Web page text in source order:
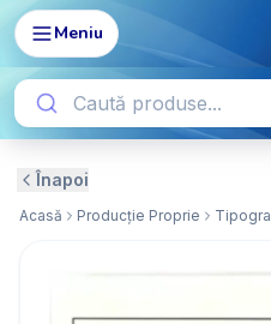
Meniu
Înapoi
Acasă Producție Proprie